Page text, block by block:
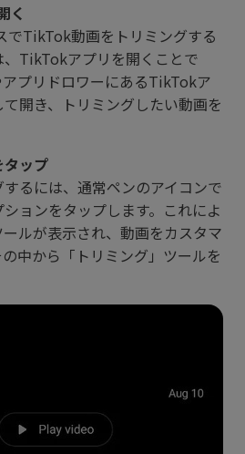
く
でTikTok動画をトリミングする
、TikTokアプリを開くことで
プリドロワーにあるTikTokア
開き、トリミングしたい動画を
タップ
るには、通常ペンのアイコンで
ョンをタップします。これによ
ルが表示され、動画をカスタマ
中から「トリミング」ツールを